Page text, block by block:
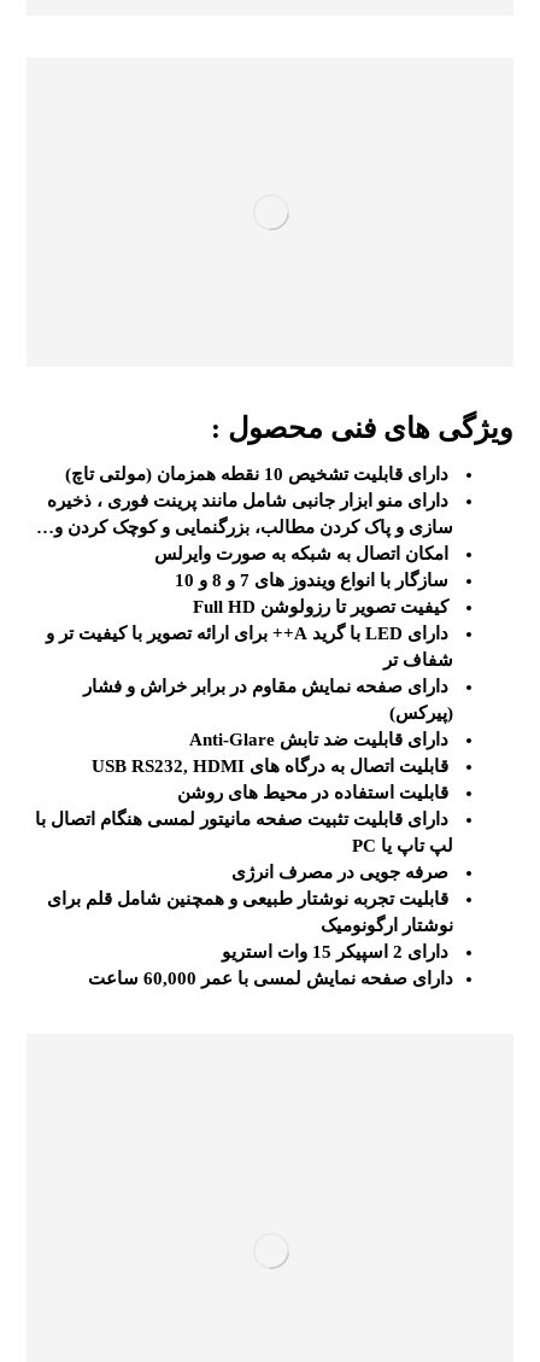
ویژگی های فنی محصول :
دارای قابلیت تشخیص 10 نقطه همزمان (مولتی تاچ)
دارای منو ابزار جانبی شامل مانند پرینت فوری ، ذخیره
سازی و پاک کردن مطالب، بزرگنمایی و کوچک کردن و…
امکان اتصال به شبکه به صورت وایرلس
سازگار با انواع ویندوز های 7 و 8 و 10
کیفیت تصویر تا رزولوشن Full HD
دارای LED با گرید A++ برای ارائه تصویر با کیفیت تر و
شفاف تر
دارای صفحه نمایش مقاوم در برابر خراش و فشار
(پیرکس)
دارای قابلیت ضد تابش Anti-Glare
قابلیت اتصال به درگاه های USB RS232, HDMI
قابلیت استفاده در محیط های روشن
دارای قابلیت تثبیت صفحه مانیتور لمسی هنگام اتصال با
لپ تاپ یا PC
صرفه جویی در مصرف انرژی
قابلیت تجربه نوشتار طبیعی و همچنین شامل قلم برای
نوشتار ارگونومیک
دارای 2 اسپیکر 15 وات استریو
دارای صفحه نمایش لمسی با عمر 60,000 ساعت